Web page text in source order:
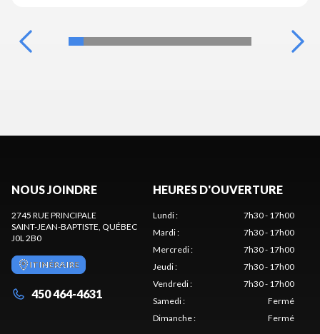
NOUS JOINDRE
2745 RUE PRINCIPALE
SAINT-JEAN-BAPTISTE , QUÉBEC
J0L 2B0
ITINÉRAIRE
450 464-4631
HEURES D'OUVERTURE
Lundi:
7h30 - 17h00
Mardi:
7h30 - 17h00
Mercredi:
7h30 - 17h00
Jeudi:
7h30 - 17h00
Vendredi:
7h30 - 17h00
Samedi:
Fermé
Dimanche: Fermé